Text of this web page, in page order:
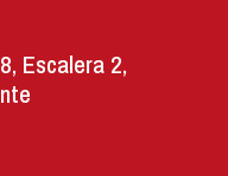
Escalera 2,